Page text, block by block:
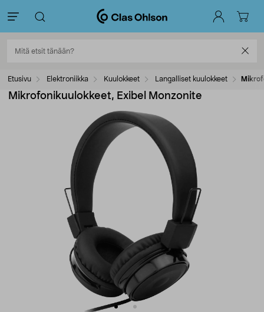
Etusivu Elektroniikka Kuulokkeet Langalliset kuulokkeet
Mikrofonikuulokkeet, Exibel Monzonite